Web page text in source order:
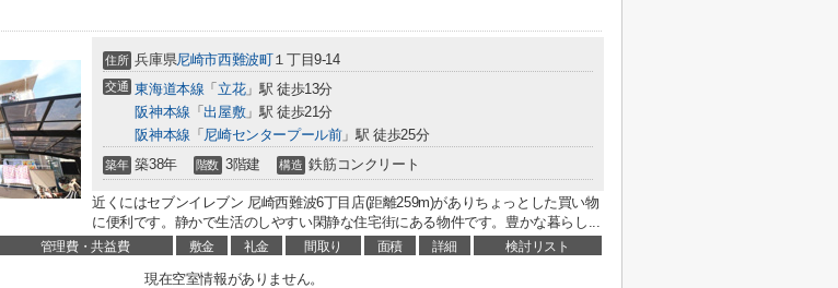
住所 兵庫県尼崎市西難波町１丁目9-14
交通 東海道本線 「 立花」駅 徒歩13分
阪神本線 「出屋敷」駅 徒歩21分
阪神本線 「 尼崎センタープール前」駅 徒歩25分
築年 築38年 階数 3階建 構造 鉄筋コンクリート
近くにはセブンイレブン 尼崎西難波6丁目店(距離259m)がありちょっとした買い物
に便利です。静かで生活のしやすい閑静な住宅街にある物件です。豊かな暮らし...
管理費・共益費 敷金 礼金 間取り 面積 詳細 検討リスト
現在空室情報がありません。